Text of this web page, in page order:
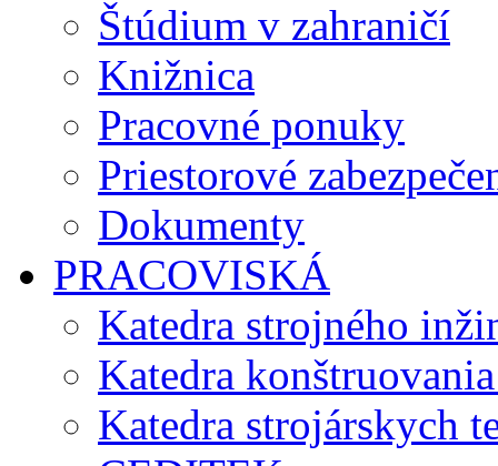
Štúdium v zahraničí
Knižnica
Pracovné ponuky
Priestorové
Dokumenty
PRACOVISKÁ
Katedra strojného
Katedra
Katedra strojárskych